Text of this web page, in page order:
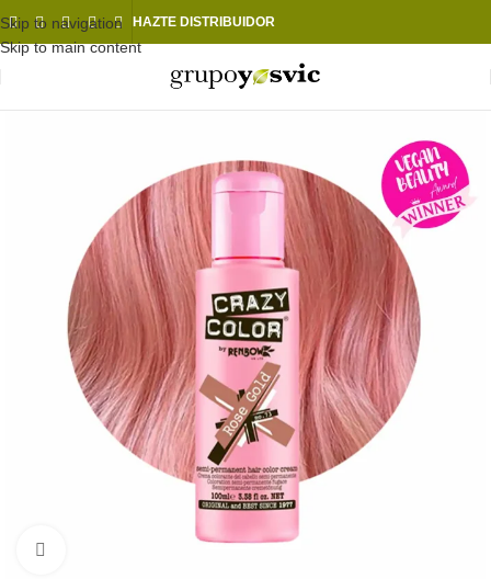
Skip to navigation
Skip to main content
HAZTE DISTRIBUIDOR